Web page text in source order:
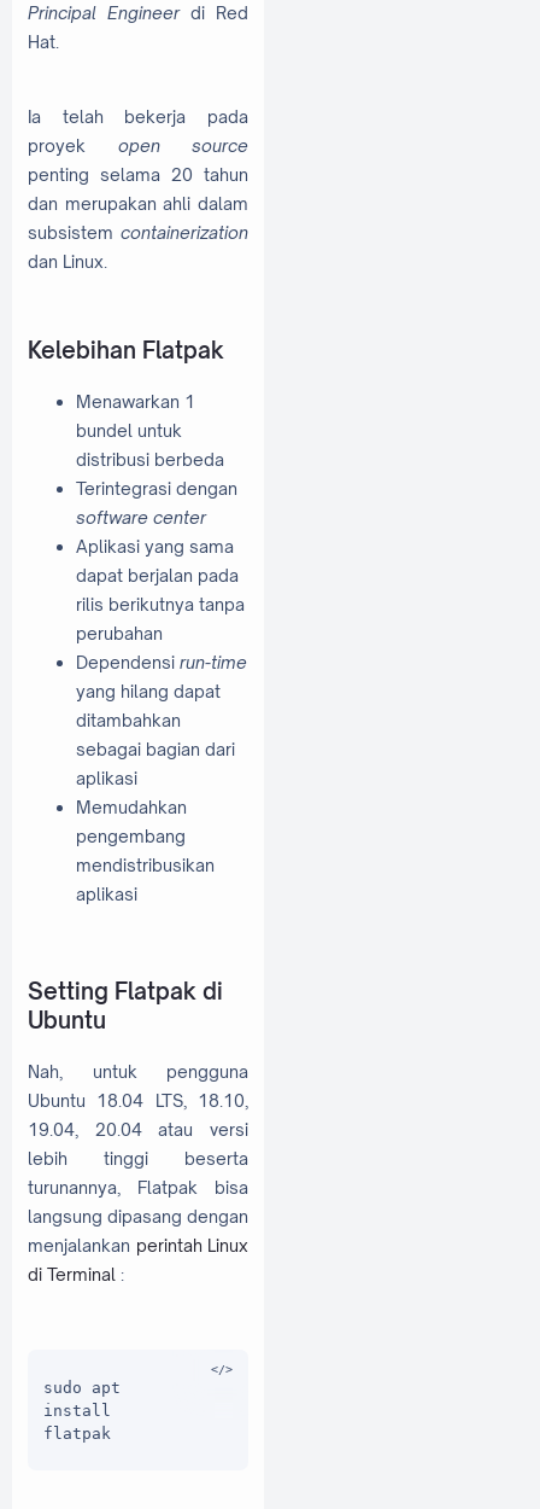
Principal Engineerdi Red
Hat.
Ia telah bekerja pada
proyek open source
penting selama 20 tahun
dan merupakan ahli dalam
subsistem containerization
dan Linux.
Kelebihan Flatpak
Menawarkan 1
bundel untuk
distribusi berbeda
Terintegrasi dengan
software center
Aplikasi yang sama
dapat berjalan pada
rilis berikutnya tanpa
perubahan
Dependensi run-time
yang hilang dapat
ditambahkan
sebagai bagian dari
aplikasi
Memudahkan
pengembang
mendistribusikan
aplikasi
Setting Flatpak di
Ubuntu
Nah, untuk pengguna
Ubuntu 18.04 LTS, 18.10,
19.04, 20.04 atau versi
lebih tinggi beserta
turunannya, Flatpak bisa
langsung dipasang dengan
menjalankan perintah Linux
di Terminal :
sudo apt
install
flatpak